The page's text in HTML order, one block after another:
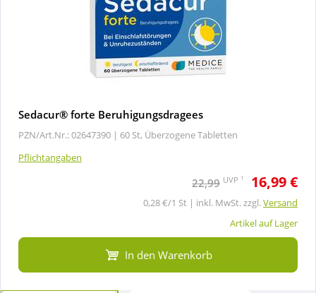
Sedacur® forte Beruhigungsdragees
PZN/Art.Nr.: 02647390 | 60 St, Überzogene Tabletten
Pflichtangaben
22,99 UVP 1 16,99 €
0,28 €/1 St | inkl. MwSt. zzgl.Versand
Artikel auf Lager
In den Warenkorb